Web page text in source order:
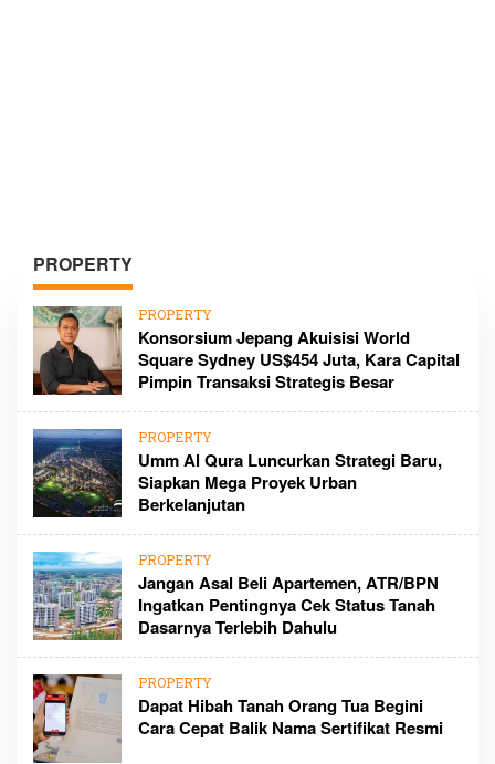
PROPERTY
PROPERTY
Konsorsium Jepang Akuisisi World
Square Sydney US$454 Juta, Kara Capital
Pimpin Transaksi Strategis Besar
PROPERTY
Umm Al Qura Luncurkan Strategi Baru,
Siapkan Mega Proyek Urban
Berkelanjutan
PROPERTY
Jangan Asal Beli Apartemen, ATR/BPN
Ingatkan Pentingnya Cek Status Tanah
Dasarnya Terlebih Dahulu
PROPERTY
Dapat Hibah Tanah Orang Tua Begini
Cara Cepat Balik Nama Sertifikat Resmi